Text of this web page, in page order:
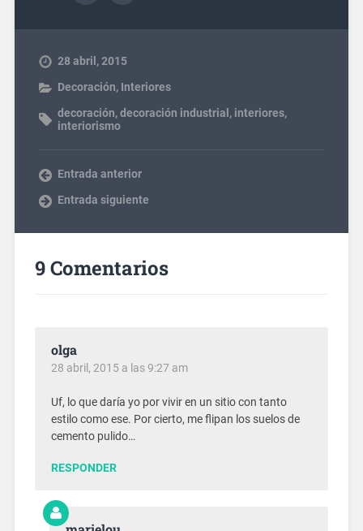
28 abril, 2015
Decoración, Interiores
decoración,decoración industrial , interiores,
interiorismo
Entrada anterior
Entrada siguiente
9 Comentarios
olga
28 abril, 2015 a las 9:27 am
Uf, lo que daría yo por vivir en un sitio con tanto
estilo como ese. Por cierto, me flipan los suelos de
cemento pulido…
RESPONDER